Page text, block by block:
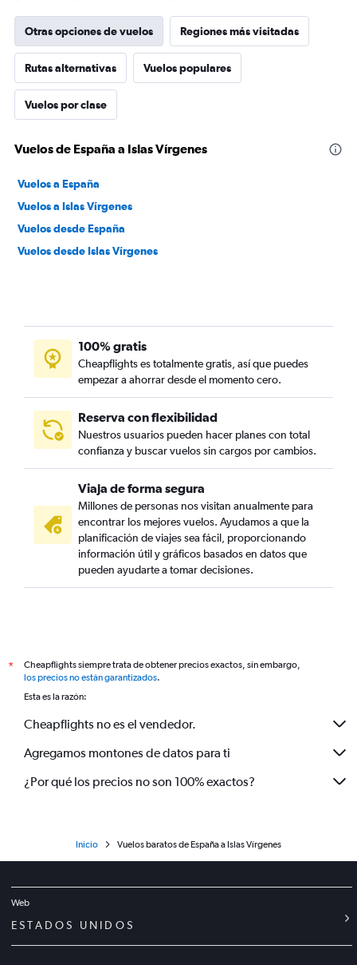
Otras opciones de vuelos Regiones más visitadas
Rutas alternativas Vuelos populares
Vuelos por clase
Vuelos de España a Islas Vírgenes
Vuelos a España
Vuelos a Islas Vírgenes
Vuelos desde España
Vuelos desde Islas Vírgenes
100% gratis
Cheapflights es totalmente gratis, así que puedes
empezar a ahorrar desde el momento cero.
Reserva con flexibilidad
Nuestros usuarios pueden hacer planes con total
confianza y buscar vuelos sin cargos por cambios.
Viaja de forma segura
Millones de personas nos visitan anualmente para
encontrar los mejores vuelos. Ayudamos a que la
planificación de viajes sea fácil, proporcionando
información útil y gráficos basados en datos que
pueden ayudarte a tomar decisiones.
*
Cheapflights siempre trata de obtener precios exactos, sin embargo,
los precios no están garantizados.
Esta es la razón:
Cheapflights no es el vendedor.
Agregamos montones de datos para ti
¿Por qué los precios no son 100% exactos?
Inicio Vuelos baratos de España a Islas Vírgenes
Web
ESTADOS UNIDOS